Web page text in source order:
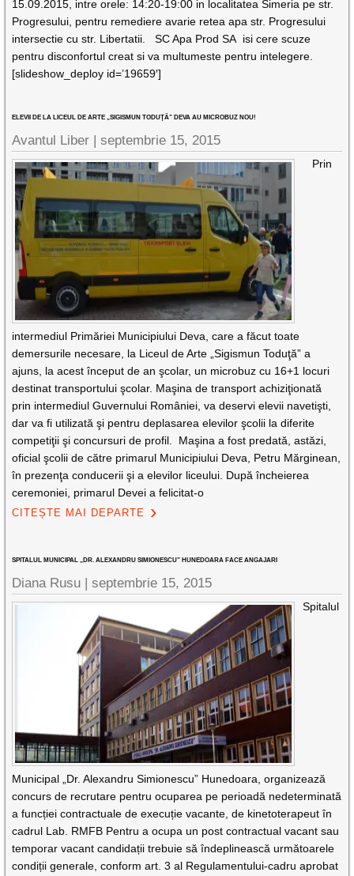
15.09.2015, intre orele: 14:20-19:00 in localitatea Simeria pe str.
Progresului, pentru remediere avarie retea apa str. Progresului
intersectie cu str. Libertatii. SC Apa Prod SA isi cere scuze
pentru disconfortul creat si va multumeste pentru intelegere.
[slideshow_deploy id=’19659′]
ELEVII DE LA LICEUL DE ARTE „SIGISMUN TODUŢĂ” DEVA AU MICROBUZ NOU!
Avantul Liber |septembrie 15, 2015
Prin
intermediul Primăriei Municipiului Deva, care a făcut toate
demersurile necesare, la Liceul de Arte „Sigismun Toduţă” a
ajuns, la acest început de an şcolar, un microbuz cu 16+1 locuri
destinat transportului şcolar. Maşina de transport achiziţionată
prin intermediul Guvernului României, va deservi elevii navetişti,
dar va fi utilizată şi pentru deplasarea elevilor şcolii la diferite
competiţii şi concursuri de profil. Maşina a fost predată, astăzi,
oficial şcolii de către primarul Municipiului Deva, Petru Mărginean,
în prezenţa conducerii şi a elevilor liceului. După încheierea
ceremoniei, primarul Devei a felicitat-o
CITEȘTE MAI DEPARTE
SPITALUL MUNICIPAL „DR. ALEXANDRU SIMIONESCU” HUNEDOARA FACE ANGAJARI
Diana Rusu |septembrie 15, 2015
Spitalul
Municipal „Dr. Alexandru Simionescu” Hunedoara, organizează
concurs de recrutare pentru ocuparea pe perioadă nedeterminată
a funcției contractuale de execuție vacante, de kinetoterapeut în
cadrul Lab. RMFB Pentru a ocupa un post contractual vacant sau
temporar vacant candidații trebuie să îndeplinească următoarele
condiții generale, conform art. 3 al Regulamentului-cadru aprobat